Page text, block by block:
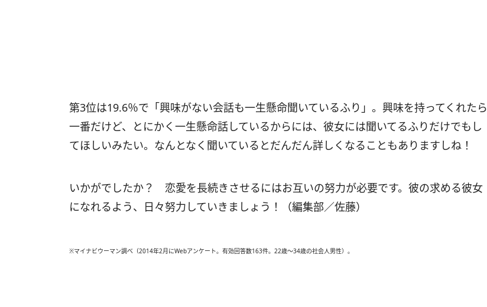
第3位は19.6％で「興味がない会話も一生懸命聞いているふり」。興味を持ってくれたら
一番だけど、とにかく一生懸命話しているからには、彼女には聞いてるふりだけでもし
てほしいみたい。なんとなく聞いているとだんだん詳しくなることもありますしね！
いかがでしたか？ 恋愛を長続きさせるにはお互いの努力が必要です。彼の求める彼女
になれるよう、日々努力していきましょう！（編集部／佐藤）
※マイナビウーマン調べ（2014年2月にWebアンケート。有効回答数163件。22歳～34歳の社会人男性）。